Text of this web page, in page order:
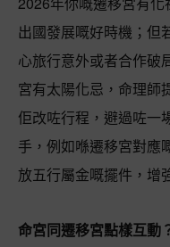
出國發展嘅好時機；但
心旅行意外或者合作破
宮有太陽化忌，命理師
佢改咗行程，避過咗一
手，例如喺遷移宮對應
放五行屬金嘅擺件，增
命宮同遷移宮點樣互動